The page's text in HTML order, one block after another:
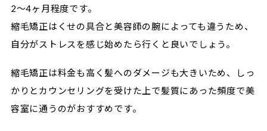
2〜4ヶ月程度です。
縮毛矯正はくせの具合と美容師の腕によっても違うため、
自分がストレスを感じ始めたら行くと良いでしょう。
縮毛矯正は料金も高く髪へのダメージも大きいため、しっ
かりとカウンセリングを受けた上で髪質にあった頻度で美
容室に通うのがおすすめです。